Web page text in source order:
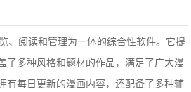
、阅读和管理为一体的综合性软件。它提
了多种风格和题材的作品，满足了广大漫
有每日更新的漫画内容，还配备了多种辅